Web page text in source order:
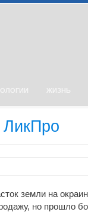
ЖИЗНЬ
земли на
но прошло